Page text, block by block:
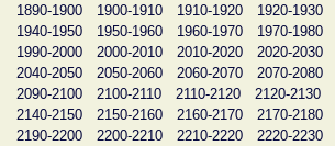
1890-1900
1900-1910 1910-1920 1920-1930
1940-1950
1950-1960 1960-1970 1970-1980
1990-2000
2000-2010 2010-2020 2020-2030
2040-2050
2050-2060 2060-2070 2070-2080
2090-2100
2100-2110 2110-2120 2120-2130
2140-2150
2150-2160 2160-2170 2170-2180
2190-2200
2200-2210 2210-2220 2220-2230